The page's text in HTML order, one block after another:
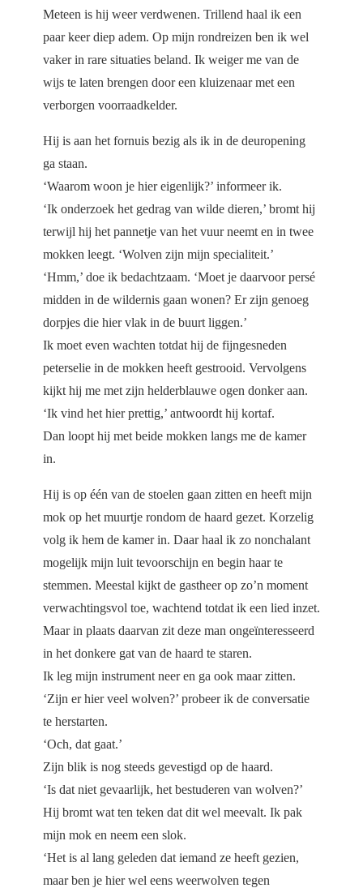
Meteen is hij weer verdwenen. Trillend haal ik een
paar keer diep adem. Op mijn rondreizen ben ik wel
vaker in rare situaties beland. Ik weiger me van de
wijs te laten brengen door een kluizenaar met een
verborgen voorraadkelder.
Hij is aan het fornuis bezig als ik in de deuropening
ga staan.
‘Waarom woon je hier eigenlijk?’ informeer ik.
‘Ik onderzoek het gedrag van wilde dieren,’ bromt hij
terwijl hij het pannetje van het vuur neemt en in twee
mokken leegt. ‘Wolven zijn mijn specialiteit.’
‘Hmm,’ doe ik bedachtzaam. ‘Moet je daarvoor persé
midden in de wildernis gaan wonen? Er zijn genoeg
dorpjes die hier vlak in de buurt liggen.’
Ik moet even wachten totdat hij de fijngesneden
peterselie in de mokken heeft gestrooid. Vervolgens
kijkt hij me met zijn helderblauwe ogen donker aan.
‘Ik vind het hier prettig,’ antwoordt hij kortaf.
Dan loopt hij met beide mokken langs me de kamer
in.
Hij is op één van de stoelen gaan zitten en heeft mijn
mok op het muurtje rondom de haard gezet. Korzelig
volg ik hem de kamer in. Daar haal ik zo nonchalant
mogelijk mijn luit tevoorschijn en begin haar te
stemmen. Meestal kijkt de gastheer op zo’n moment
verwachtingsvol toe, wachtend totdat ik een lied inzet.
Maar in plaats daarvan zit deze man ongeïnteresseerd
in het donkere gat van de haard te staren.
Ik leg mijn instrument neer en ga ook maar zitten.
‘Zijn er hier veel wolven?’ probeer ik de conversatie
te herstarten.
‘Och, dat gaat.’
Zijn blik is nog steeds gevestigd op de haard.
‘Is dat niet gevaarlijk, het bestuderen van wolven?’
Hij bromt wat ten teken dat dit wel meevalt. Ik pak
mijn mok en neem een slok.
‘Het is al lang geleden dat iemand ze heeft gezien,
maar ben je hier wel eens weerwolven tegen